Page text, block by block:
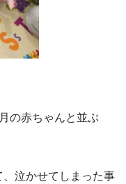
の赤ちゃんと並ぶ
泣かせてしまった事